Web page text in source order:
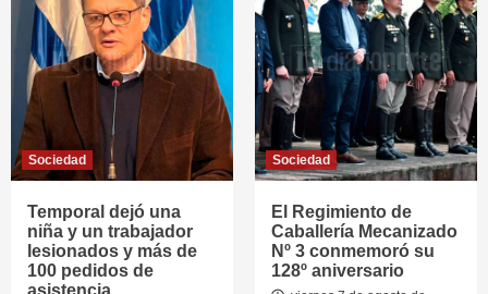
Sociedad
Temporal dejó una
niña y un trabajador
lesionados y más de
100 pedidos de
asistencia
Sociedad
El Regimiento de
Caballería Mecanizado
Nº 3 conmemoró su
128º aniversario